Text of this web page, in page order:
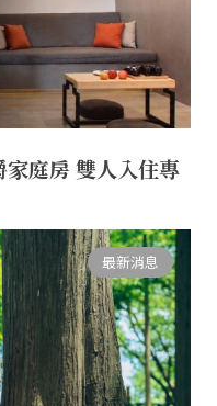
家庭房 雙人入住專
最新消息